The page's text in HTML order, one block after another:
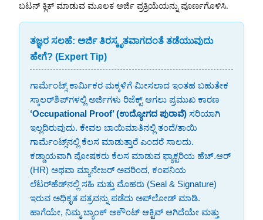
ಬಟನ್ ಕ್ಲಿಕ್ ಮಾಡುವ ಮೂಲಕ ಅರ್ಜಿ ಪ್ರಕ್ರಿಯೆಯನ್ನು ಪೂರ್ಣಗೊಳಿಸಿ.
ತಜ್ಞರ ಸಲಹೆ: ಅರ್ಜಿ ತಿರಸ್ಕೃತವಾಗದಂತೆ ತಡೆಯುವುದು
ಹೇಗೆ? (Expert Tip)
ಗಾರ್ಮೆಂಟ್ಸ್ ಕಾರ್ಮಿಕರ ಮಕ್ಕಳಿಗೆ ಮೀಸಲಾದ ಇಂತಹ ಬಹುತೇಕ
ಸ್ಕಾಲರ್‌ಶಿಪ್‌ಗಳಲ್ಲಿ ಅರ್ಜಿಗಳು ರಿಜೆಕ್ಟ್ ಆಗಲು ಪ್ರಮುಖ ಕಾರಣ
‘Occupational Proof’ (ಉದ್ಯೋಗದ ಪುರಾವೆ) ಸರಿಯಾಗಿ
ಇಲ್ಲದಿರುವುದು. ಕೇವಲ ಬಾಯಿಮಾತಿನಲ್ಲಿ ತಂದೆ/ತಾಯಿ
ಗಾರ್ಮೆಂಟ್ಸ್‌ನಲ್ಲಿ ಕೆಲಸ ಮಾಡುತ್ತಾರೆ ಎಂದರೆ ಸಾಲದು.
ಕಡ್ಡಾಯವಾಗಿ ಪೋಷಕರು ಕೆಲಸ ಮಾಡುವ ಫ್ಯಾಕ್ಟರಿಯ ಹೆಚ್.ಆರ್
(HR) ಅಥವಾ ಮ್ಯಾನೇಜರ್ ಅವರಿಂದ, ಕಂಪನಿಯ
ಲೆಟರ್‌ಹೆಡ್‌ನಲ್ಲಿ ಸಹಿ ಮತ್ತು ಮೊಹರು (Seal & Signature)
ಇರುವ ಅಧಿಕೃತ ಪತ್ರವನ್ನು ಪಡೆದು ಅಪ್‌ಲೋಡ್ ಮಾಡಿ.
ಹಾಗೆಯೇ, ನಿಮ್ಮ ಬ್ಯಾಂಕ್ ಅಕೌಂಟ್ ಆಕ್ಟಿವ್ ಆಗಿದೆಯೇ ಮತ್ತು